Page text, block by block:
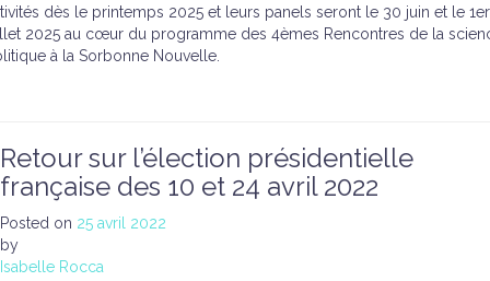
dès le printemps 2025 et leurs panels seront le 30 juin et le 1er
2025 au cœur du programme des 4èmes Rencontres de la
à la Sorbonne Nouvelle.
Retour sur l’élection présidentielle
française des 10 et 24 avril 2022
Posted on 25 avril 2022
by
Isabelle Rocca